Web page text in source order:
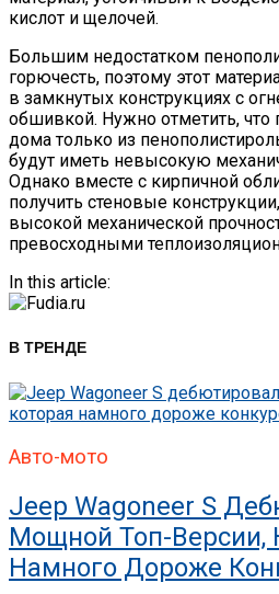
кислот и щелочей.
Большим недостатком
горючесть, поэтому этот
в замкнутых конструкциях с
обшивкой. Нужно отметить, что
дома только из
будут иметь невысокую
Однако вместе с кирпичной
получить стеновые
высокой механической
превосходными
In this article:
В ТРЕНДЕ
Авто-мото
Jeep Wagoneer S
Мощной Топ-Версии,
Намного Дороже